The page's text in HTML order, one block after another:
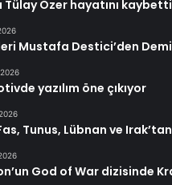
Tülay Özer hayatını kaybetti
Mustafa Destici’den
yazılım öne çıkıyor
Fas, Tunus, Lübnan ve
God of War dizisinde